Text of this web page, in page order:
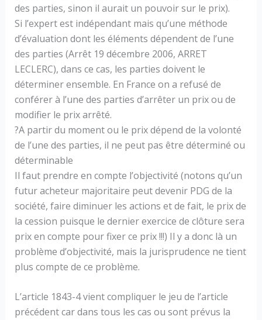
des parties, sinon il aurait un pouvoir sur le prix).
Si l’expert est indépendant mais qu’une méthode
d’évaluation dont les éléments dépendent de l’une
des parties (Arrêt 19 décembre 2006, ARRET
LECLERC), dans ce cas, les parties doivent le
déterminer ensemble. En France on a refusé de
conférer à l’une des parties d’arrêter un prix ou de
modifier le prix arrêté.
?A partir du moment ou le prix dépend de la volonté
de l’une des parties, il ne peut pas être déterminé ou
déterminable
Il faut prendre en compte l’objectivité (notons qu’un
futur acheteur majoritaire peut devenir PDG de la
société, faire diminuer les actions et de fait, le prix de
la cession puisque le dernier exercice de clôture sera
prix en compte pour fixer ce prix !!!) Il y a donc là un
problème d’objectivité, mais la jurisprudence ne tient
plus compte de ce problème.
L’article 1843-4 vient compliquer le jeu de l’article
précédent car dans tous les cas ou sont prévus la